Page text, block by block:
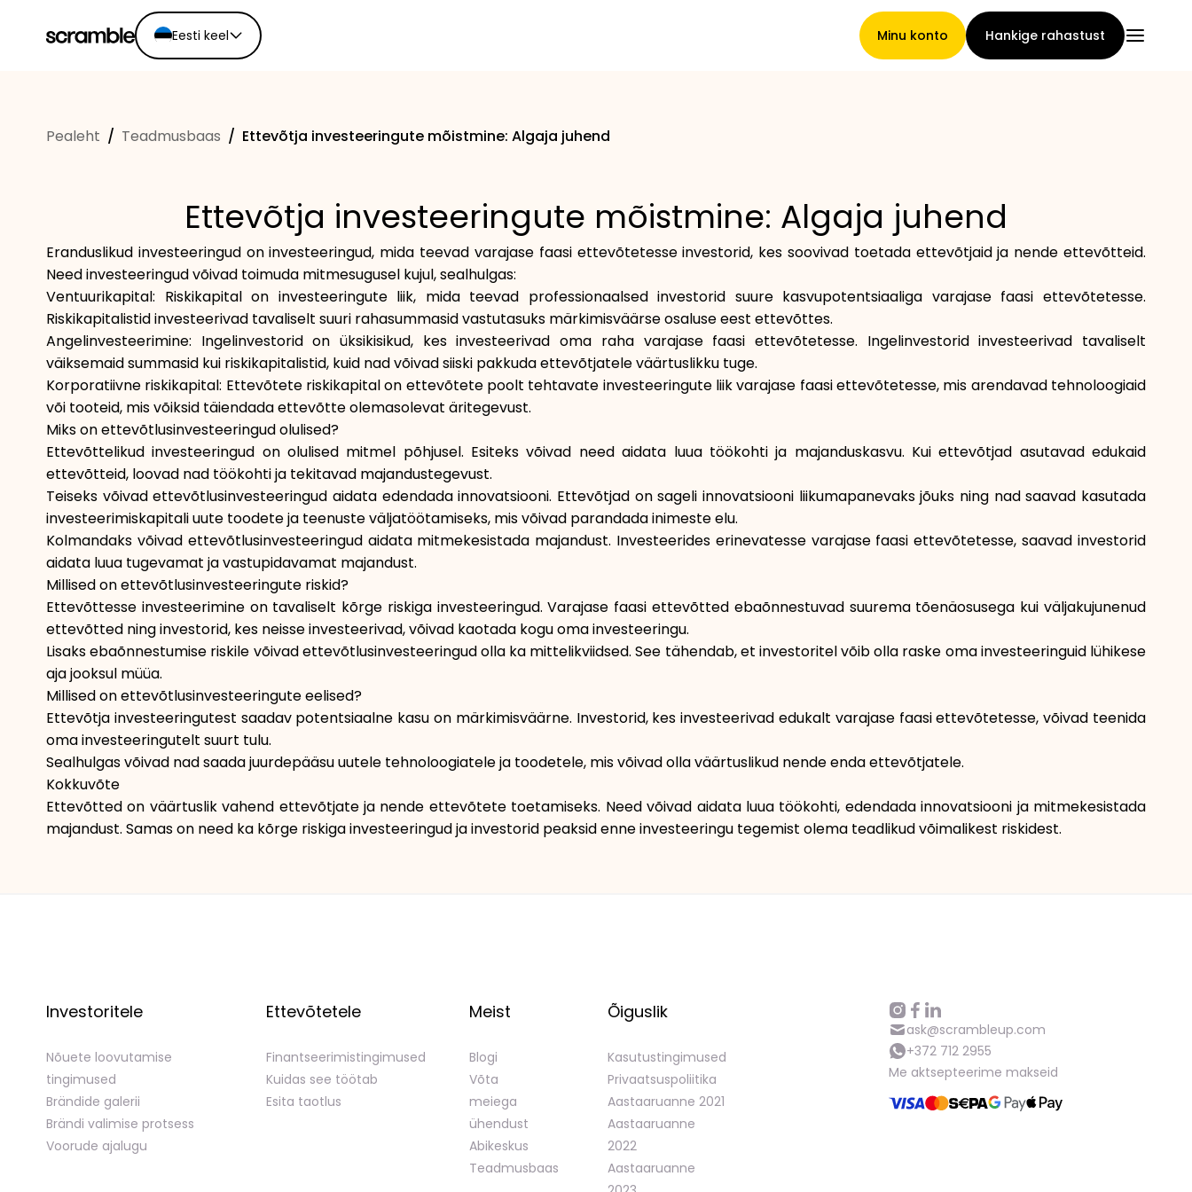
Eesti keel
Español
Deutsch
Eesti keel
Minu konto Hankige rahastust
Nõuete loovutamise
Brändide galerii
Kalkulaatorid
Voorude ajalugu
Võta meiega ühendust
Abi
Pealeht / Teadmusbaas / Ettevõtja investeeringute mõistmine: Algaja juhend
Ettevõtja investeeringute mõistmine: Algaja juhend
Eranduslikud investeeringud on investeeringud, mida teevad varajase faasi ettevõtetesse investorid, kes soovivad toetada ettevõtjaid ja nende ettevõtteid.
Need investeeringud võivad toimuda mitmesugusel kujul, sealhulgas:
Ventuurikapital: Riskikapital on investeeringute liik, mida teevad professionaalsed investorid suure kasvupotentsiaaliga varajase faasi ettevõtetesse.
Riskikapitalistid investeerivad tavaliselt suuri rahasummasid vastutasuks märkimisväärse osaluse eest ettevõttes.
Angelinvesteerimine: Ingelinvestorid on üksikisikud, kes investeerivad oma raha varajase faasi ettevõtetesse. Ingelinvestorid investeerivad tavaliselt
väiksemaid summasid kui riskikapitalistid, kuid nad võivad siiski pakkuda ettevõtjatele väärtuslikku tuge.
Korporatiivne riskikapital: Ettevõtete riskikapital on ettevõtete poolt tehtavate investeeringute liik varajase faasi ettevõtetesse, mis arendavad tehnoloogiaid
või tooteid, mis võiksid täiendada ettevõtte olemasolevat äritegevust.
Miks on ettevõtlusinvesteeringud olulised?
Ettevõttelikud investeeringud on olulised mitmel põhjusel. Esiteks võivad need aidata luua töökohti ja majanduskasvu. Kui ettevõtjad asutavad edukaid
ettevõtteid, loovad nad töökohti ja tekitavad majandustegevust.
Teiseks võivad ettevõtlusinvesteeringud aidata edendada innovatsiooni. Ettevõtjad on sageli innovatsiooni liikumapanevaks jõuks ning nad saavad kasutada
investeerimiskapitali uute toodete ja teenuste väljatöötamiseks, mis võivad parandada inimeste elu.
Kolmandaks võivad ettevõtlusinvesteeringud aidata mitmekesistada majandust. Investeerides erinevatesse varajase faasi ettevõtetesse, saavad investorid
aidata luua tugevamat ja vastupidavamat majandust.
Millised on ettevõtlusinvesteeringute riskid?
Ettevõttesse investeerimine on tavaliselt kõrge riskiga investeeringud. Varajase faasi ettevõtted ebaõnnestuvad suurema tõenäosusega kui väljakujunenud
ettevõtted ning investorid, kes neisse investeerivad, võivad kaotada kogu oma investeeringu.
Lisaks ebaõnnestumise riskile võivad ettevõtlusinvesteeringud olla ka mittelikviidsed. See tähendab, et investoritel võib olla raske oma investeeringuid lühikese
aja jooksul müüa.
Millised on ettevõtlusinvesteeringute eelised?
Ettevõtja investeeringutest saadav potentsiaalne kasu on märkimisväärne. Investorid, kes investeerivad edukalt varajase faasi ettevõtetesse, võivad teenida
oma investeeringutelt suurt tulu.
Sealhulgas võivad nad saada juurdepääsu uutele tehnoloogiatele ja toodetele, mis võivad olla väärtuslikud nende enda ettevõtjatele.
Kokkuvõte
Ettevõtted on väärtuslik vahend ettevõtjate ja nende ettevõtete toetamiseks. Need võivad aidata luua töökohti, edendada innovatsiooni ja mitmekesistada
majandust. Samas on need ka kõrge riskiga investeeringud ja investorid peaksid enne investeeringu tegemist olema teadlikud võimalikest riskidest.
Investoritele
Nõuete loovutamise
tingimused
Brändide galerii
Brändi valimise protsess
Voorude ajalugu
Ettevõtetele
Finantseerimistingimused
Kuidas see töötab
Esita taotlus
Meist
Blogi
Võta
meiega
ühendust
Abikeskus
Teadmusbaas
Õiguslik
Kasutustingimused
Privaatsuspoliitika
Aastaaruanne 2021
Aastaaruanne
2022
Aastaaruanne
ask@scrambleup.com
+372 712 2955
Me aktsepteerime makseid